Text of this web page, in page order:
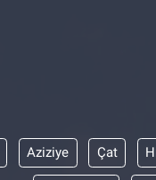
Aziziye Çat